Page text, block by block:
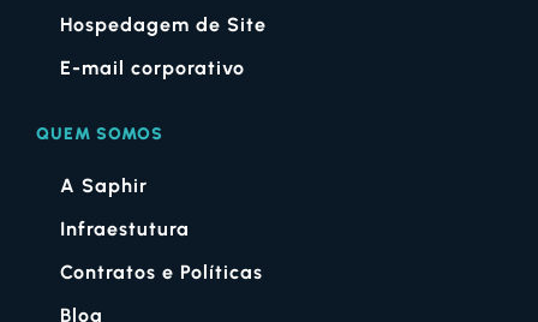
Hospedagem de Site
E-mail corporativo
QUEM SOMOS
A Saphir
Infraestutura
Contratos e Políticas
Blog